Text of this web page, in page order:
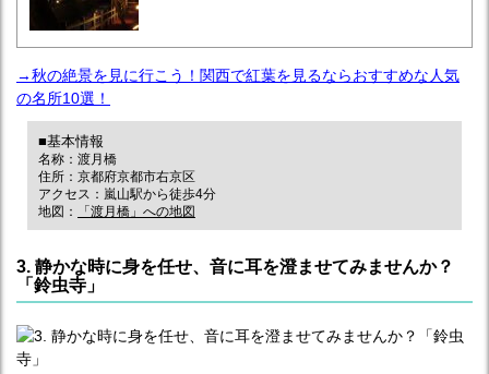
→秋の絶景を見に行こう！関西で紅葉を見るならおすすめな人気
の名所10選！
■基本情報
名称：渡月橋
住所：京都府京都市右京区
アクセス：嵐山駅から徒歩4分
地図：
「渡月橋」への地図
3. 静かな時に身を任せ、音に耳を澄ませてみませんか？
「鈴虫寺」